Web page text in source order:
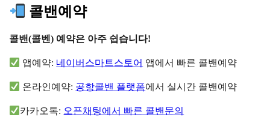
콜밴예약
콜밴(콜벤) 예약은 아주 쉽습니다!
앱예약: 네이버스마트스토어 앱에서 빠른 콜밴예약
온라인예약: 공항콜밴 플랫폼에서 실시간 콜밴예약
카카오톡: 오픈채팅에서 빠른 콜밴문의